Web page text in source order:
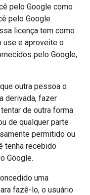
pelo Google como
pelo Google
licença tem como
use e aproveite o
pelo Google,
outra pessoa o
derivada, fazer
de outra forma
de qualquer parte
permitido ou
tenha recebido
Google.
uma
fazê-lo, o usuário